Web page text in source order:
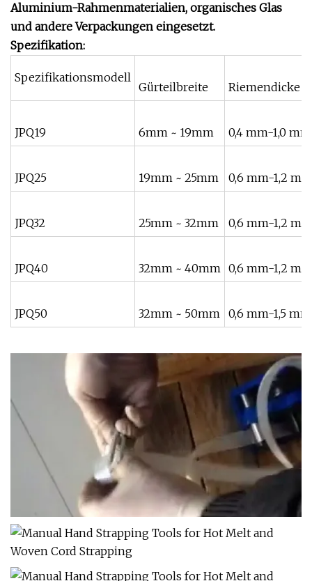
Aluminium-Rahmenmaterialien, organisches Glas
und andere Verpackungen eingesetzt.
Spezifikation:
Spezifikationsmodell
Gürteilbreite Riemendicke
JPQ19 6mm ~ 19mm 0,4 mm-1,0 mm
JPQ25 19mm ~ 25mm 0,6 mm-1,2 mm
JPQ32 25mm ~ 32mm 0,6 mm-1,2 mm
JPQ40 32mm ~ 40mm 0,6 mm-1,2 mm
JPQ50 32mm ~ 50mm 0,6 mm-1,5 mm